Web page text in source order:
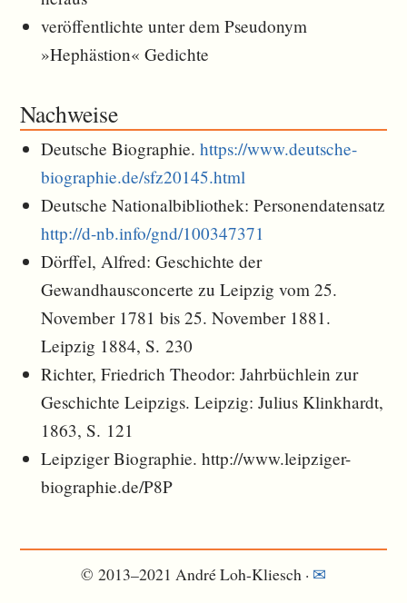
veröffentlichte unter dem Pseudonym
»Hephästion« Gedichte
Nachweise
Deutsche Biographie.https://www.deutsche-
biographie.de/sfz20145.html
Deutsche Nationalbibliothek: Personendatensatz
http://d-nb.info/gnd/100347371
Dörffel, Alfred: Geschichte der
Gewandhausconcerte zu Leipzig vom 25.
November 1781 bis 25. November 1881.
Leipzig 1884, S. 230
Richter, Friedrich Theodor: Jahrbüchlein zur
Geschichte Leipzigs. Leipzig: Julius Klinkhardt,
1863, S. 121
Leipziger Biographie. http://www.leipziger-
biographie.de/P8P
© 2013–2021 André Loh-Kliesch · ✉︎